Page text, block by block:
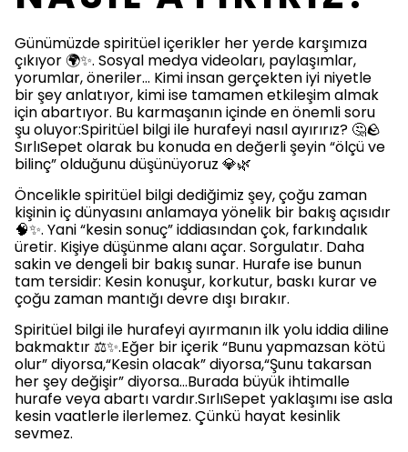
Günümüzde spiritüel içerikler her yerde karşımıza
çıkıyor 🌍✨. Sosyal medya videoları, paylaşımlar,
yorumlar, öneriler… Kimi insan gerçekten iyi niyetle
bir şey anlatıyor, kimi ise tamamen etkileşim almak
için abartıyor. Bu karmaşanın içinde en önemli soru
şu oluyor:Spiritüel bilgi ile hurafeyi nasıl ayırırız? 🤔🪨
SırlıSepet olarak bu konuda en değerli şeyin “ölçü ve
bilinç” olduğunu düşünüyoruz 💎🌿
Öncelikle spiritüel bilgi dediğimiz şey, çoğu zaman
kişinin iç dünyasını anlamaya yönelik bir bakış açısıdır
🧠✨. Yani “kesin sonuç” iddiasından çok, farkındalık
üretir. Kişiye düşünme alanı açar. Sorgulatır. Daha
sakin ve dengeli bir bakış sunar. Hurafe ise bunun
tam tersidir: Kesin konuşur, korkutur, baskı kurar ve
çoğu zaman mantığı devre dışı bırakır.
Spiritüel bilgi ile hurafeyi ayırmanın ilk yolu iddia diline
bakmaktır ⚖️✨.Eğer bir içerik “Bunu yapmazsan kötü
olur” diyorsa,“Kesin olacak” diyorsa,“Şunu takarsan
her şey değişir” diyorsa…Burada büyük ihtimalle
hurafe veya abartı vardır.SırlıSepet yaklaşımı ise asla
kesin vaatlerle ilerlemez. Çünkü hayat kesinlik
sevmez.